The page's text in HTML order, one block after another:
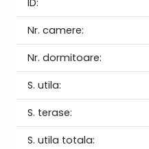
ID:
Nr. camere:
Nr. dormitoare:
S. utila:
S. terase:
S. utila totala: